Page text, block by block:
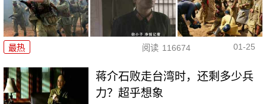
最热 阅读 116674 01-25
蒋介石败走台湾时，还剩多少兵
力？超乎想象